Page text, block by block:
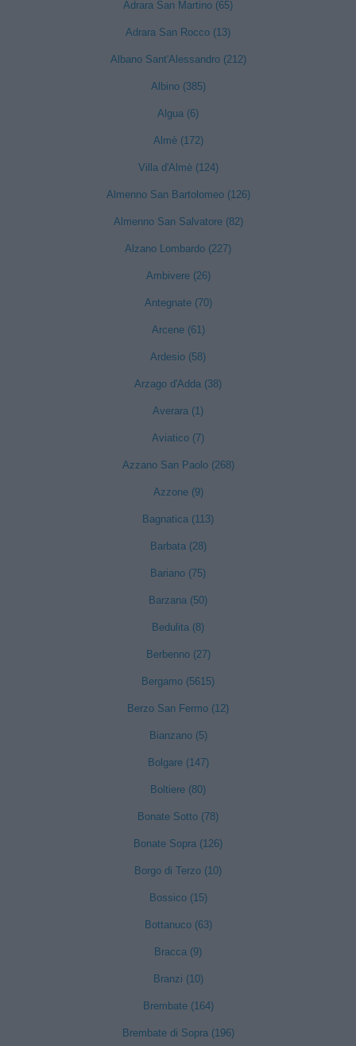
Adrara San Martino (65)
Adrara San Rocco (13)
Albano Sant'Alessandro (212)
Albino (385)
Algua (6)
Almè (172)
Villa d'Almè (124)
Almenno San Bartolomeo (126)
Almenno San Salvatore (82)
Alzano Lombardo (227)
Ambivere (26)
Antegnate (70)
Arcene (61)
Ardesio (58)
Arzago d'Adda (38)
Averara (1)
Aviatico (7)
Azzano San Paolo (268)
Azzone (9)
Bagnatica (113)
Barbata (28)
Bariano (75)
Barzana (50)
Bedulita (8)
Berbenno (27)
Bergamo (5615)
Berzo San Fermo (12)
Bianzano (5)
Bolgare (147)
Boltiere (80)
Bonate Sotto (78)
Bonate Sopra (126)
Borgo di Terzo (10)
Bossico (15)
Bottanuco (63)
Bracca (9)
Branzi (10)
Brembate (164)
Brembate di Sopra (196)